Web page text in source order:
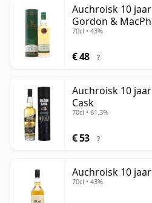
Auchroisk 10
Gordon &
70cl • 43%
€ 48 ?
Auchroisk 10
Cask
70cl • 61.3%
€ 53 ?
Auchroisk 10
70cl • 43%